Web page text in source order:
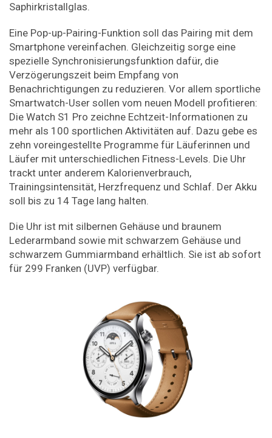
Saphirkristallglas.
Eine Pop-up-Pairing-Funktion soll das Pairing mit dem
Smartphone vereinfachen. Gleichzeitig sorge eine
spezielle Synchronisierungsfunktion dafür, die
Verzögerungszeit beim Empfang von
Benachrichtigungen zu reduzieren. Vor allem sportliche
Smartwatch-User sollen vom neuen Modell profitieren:
Die Watch S1 Pro zeichne Echtzeit-Informationen zu
mehr als 100 sportlichen Aktivitäten auf. Dazu gebe es
zehn voreingestellte Programme für Läuferinnen und
Läufer mit unterschiedlichen Fitness-Levels. Die Uhr
trackt unter anderem Kalorienverbrauch,
Trainingsintensität, Herzfrequenz und Schlaf. Der Akku
soll bis zu 14 Tage lang halten.
Die Uhr ist mit silbernen Gehäuse und braunem
Lederarmband sowie mit schwarzem Gehäuse und
schwarzem Gummiarmband erhältlich. Sie ist ab sofort
für 299 Franken (UVP) verfügbar.